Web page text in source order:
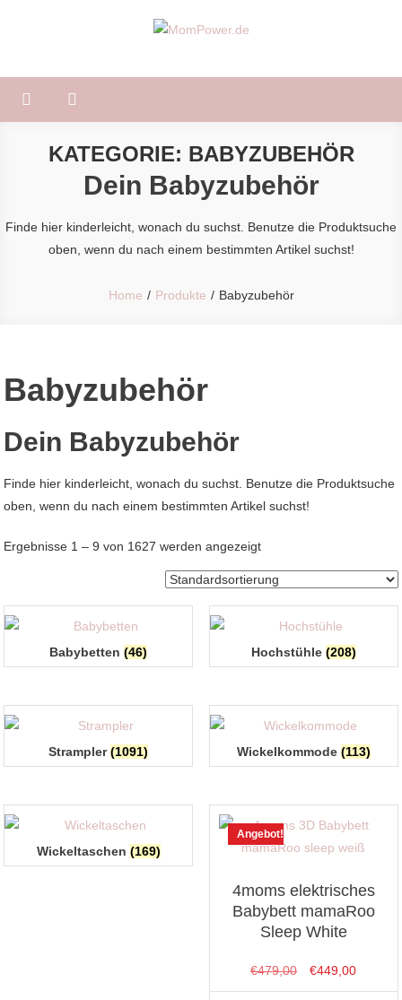
KATEGORIE: BABYZUBEHÖR
Dein Babyzubehör
Finde hier kinderleicht, wonach du suchst. Benutze die Produktsuche
oben, wenn du nach einem bestimmten Artikel suchst!
Home Produkte Babyzubehör
Babyzubehör
Dein Babyzubehör
Finde hier kinderleicht, wonach du suchst. Benutze die Produktsuche
oben, wenn du nach einem bestimmten Artikel suchst!
Ergebnisse 1 – 9 von 1627 werden angezeigt
Babybetten(46) Hochstühle (208)
Strampler(1091) Wickelkommode (113)
Wickeltaschen (169)
Angebot!
4moms elektrisches
Babybett mamaRoo
Sleep White
€479,00
Ursprünglicher
Preis
€449,00
Preis